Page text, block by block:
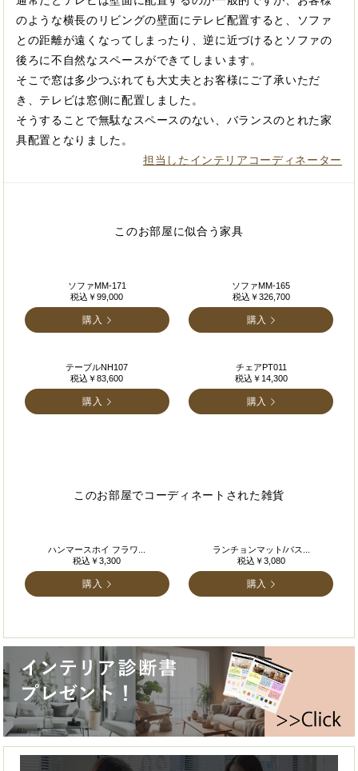
のような横長のリビングの壁面にテレビ配置すると、ソファ
との距離が遠くなってしまったり、逆に近づけるとソファの
後ろに不自然なスペースができてしまいます。
そこで窓は多少つぶれても大丈夫とお客様にご了承いただ
き、テレビは窓側に配置しました。
そうすることで無駄なスペースのない、バランスのとれた家
具配置となりました。
担当したインテリアコーディネーター
このお部屋に似合う家具
ソファMM-171
税込￥99,000
購入
ソファMM-165
税込￥326,700
購入
テーブルNH107
税込￥83,600
購入
チェアPT011
税込￥14,300
購入
このお部屋でコーディネートされた雑貨
ハンマースホイ フラワ...
税込￥3,300
購入
ランチョンマット/バス...
税込￥3,080
購入